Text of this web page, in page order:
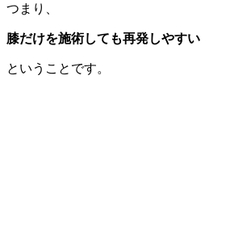
つまり、
膝だけを施術しても再発しやすい
ということです。